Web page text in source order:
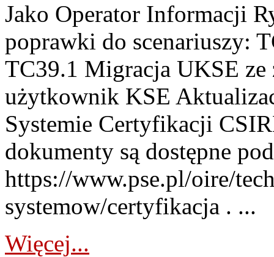
Jako Operator Informacji
poprawki do scenariuszy:
TC39.1 Migracja UKSE
użytkownik KSE
Systemie Certyfikacji
dokumenty są dostępne
https://www.pse.pl/oire/
systemow/certyfikacja . ...
Więcej...